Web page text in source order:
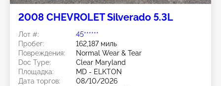
2008 CHEVROLET Silverado 5.3L
Лот #:
45******
Пробег:
162,187 миль
Повреждения:
Normal Wear & Tear
Doc Type:
Clear Maryland
Площадка:
MD - ELKTON
Дата торгов:
08/10/2026